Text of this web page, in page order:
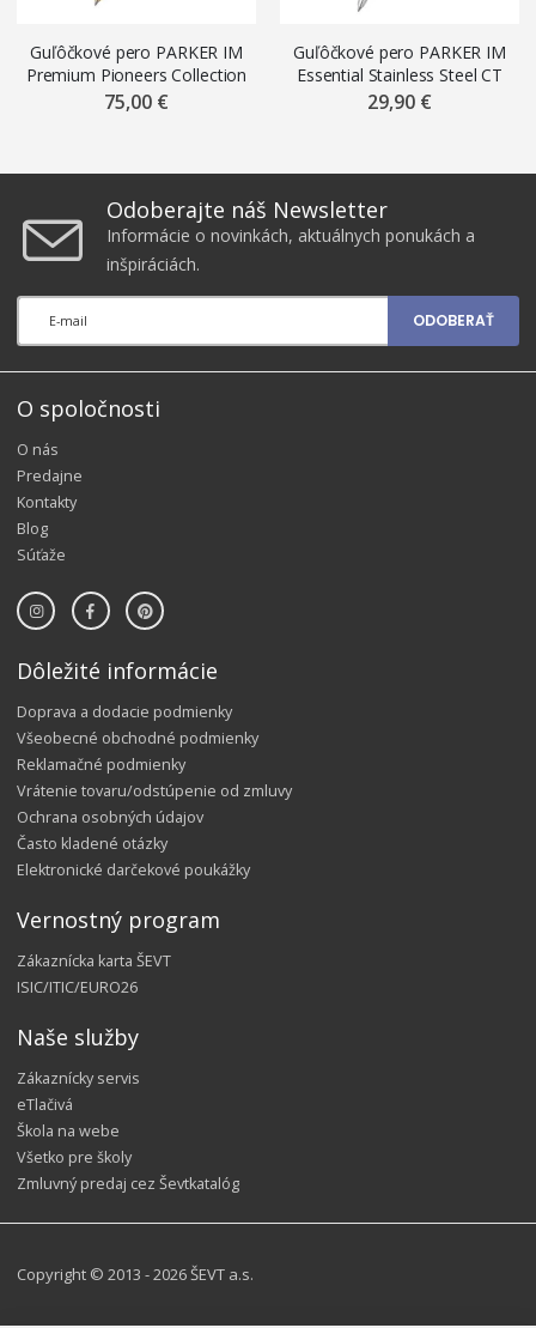
Guľôčkové pero PARKER IM
Premium Pioneers Collection
Arrow GT
75,00 €
Guľôčkové pero PARKER IM
Essential Stainless Steel CT
29,90 €
Odoberajte náš Newsletter
Informácie o novinkách, aktuálnych ponukách a
inšpiráciách.
ODOBERAŤ
O spoločnosti
O nás
Predajne
Kontakty
Blog
Súťaže
Dôležité informácie
Doprava a dodacie podmienky
Všeobecné obchodné podmienky
Reklamačné podmienky
Vrátenie tovaru/odstúpenie od zmluvy
Ochrana osobných údajov
Často kladené otázky
Elektronické darčekové poukážky
Vernostný program
Zákaznícka karta ŠEVT
ISIC/ITIC/EURO26
Naše služby
Zákaznícky servis
eTlačivá
Škola na webe
Všetko pre školy
Zmluvný predaj cez Ševtkatalóg
Copyright © 2013 - 2026 ŠEVT a.s.